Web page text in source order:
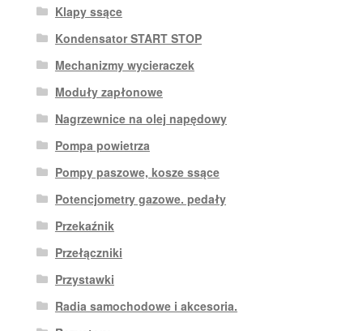
Klapy ssące
Kondensator START STOP
Mechanizmy wycieraczek
Moduły zapłonowe
Nagrzewnice na olej napędowy
Pompa powietrza
Pompy paszowe, kosze ssące
Potencjometry gazowe. pedały
Przekaźnik
Przełączniki
Przystawki
Radia samochodowe i akcesoria.